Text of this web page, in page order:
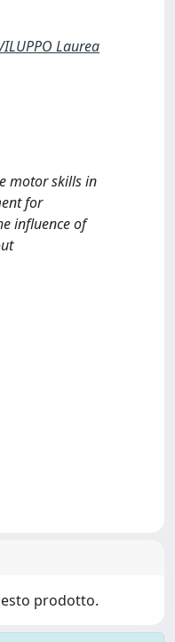
Laurea
motor skills in
for
influence of
prodotto.